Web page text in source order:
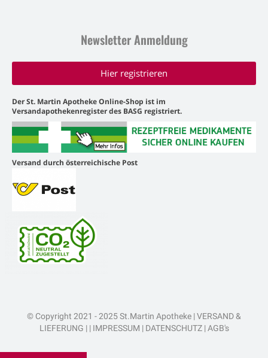
Newsletter Anmeldung
Hier registrieren
Der St. Martin Apotheke Online-Shop ist im
Versandapothekenregister des BASG registriert.
Versand durch österreichische Post
© Copyright 2021 - 2025 St.Martin Apotheke |VERSAND &
LIEFERUNG | | IMPRESSUM |DATENSCHUTZ|AGB's